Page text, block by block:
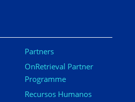
Partners
OnRetrieval Partner
Programme
Recursos Humanos